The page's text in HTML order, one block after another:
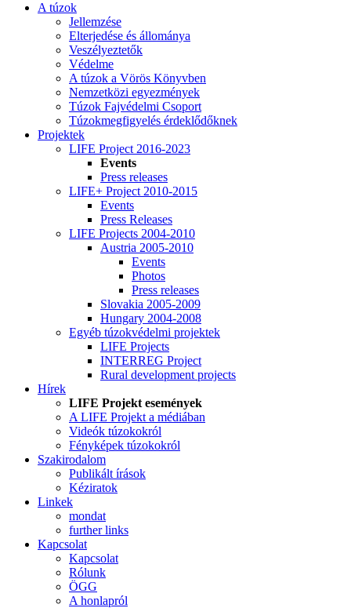
A túzok
Jellemzése
Elterjedése és állománya
Veszélyeztetők
Védelme
A túzok a Vörös Könyvben
Nemzetközi egyezmények
Túzok Fajvédelmi Csoport
Túzokmegfigyelés érdeklődőknek
Projektek
LIFE Project 2016-2023
Events
Press releases
LIFE+ Project 2010-2015
Events
Press Releases
LIFE Projects 2004-2010
Austria 2005-2010
Events
Photos
Press releases
Slovakia 2005-2009
Hungary 2004-2008
Egyéb túzokvédelmi projektek
LIFE Projects
INTERREG Project
Rural development projects
Hírek
LIFE Projekt események
A LIFE Projekt a médiában
Videók túzokokról
Fényképek túzokokról
Szakirodalom
Publikált írások
Kéziratok
Linkek
mondat
further links
Kapcsolat
Kapcsolat
Rólunk
ÖGG
A honlapról